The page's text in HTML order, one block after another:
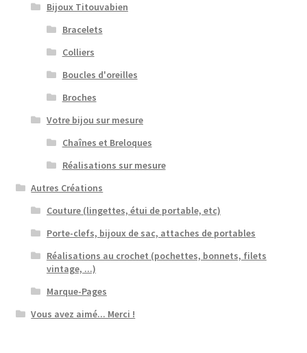
Bijoux Titouvabien
Bracelets
Colliers
Boucles d'oreilles
Broches
Votre bijou sur mesure
Chaînes et Breloques
Réalisations sur mesure
Autres Créations
Couture (lingettes, étui de portable, etc)
Porte-clefs, bijoux de sac, attaches de portables
Réalisations au crochet (pochettes, bonnets, filets
vintage, ...)
Marque-Pages
Vous avez aimé... Merci !